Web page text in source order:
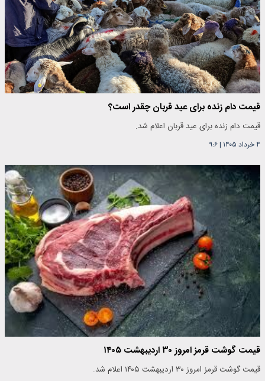
قیمت دام زنده برای عید قربان چقدر است؟
قیمت دام زنده برای عید قربان اعلام شد.
۴ خرداد ۱۴۰۵ |۹:۶
قیمت گوشت قرمز امروز ۳۰ اردیبهشت ۱۴۰۵
قیمت گوشت قرمز امروز ۳۰ اردیبهشت ۱۴۰۵ اعلام شد.